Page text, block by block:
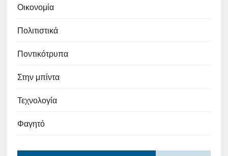
Οικονομία
Πολιτιστικά
Ποντικότρυπα
Στην μπίντα
Τεχνολογία
Φαγητό